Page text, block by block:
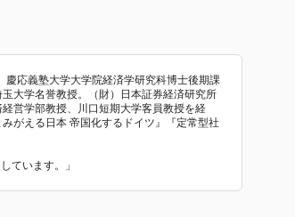
応義塾大学大学院経済学研究科博士後期課
大学名誉教授。（財）日本証券経済研究所
営学部教授、川口短期大学客員教授を経
がえる日本 帝国化するドイツ』『定常型社
ています。」